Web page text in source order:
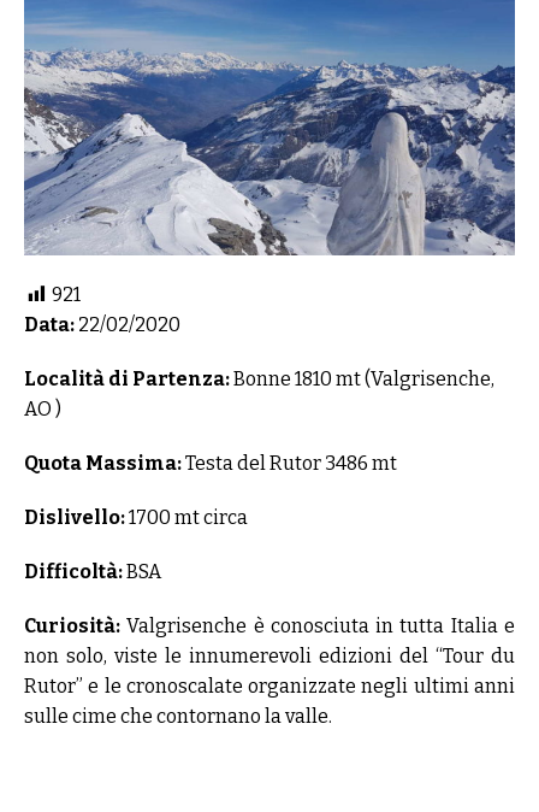
921
Data: 22/02/2020
Località di Partenza:Bonne 1810 mt (Valgrisenche,
AO )
Quota Massima:Testa del Rutor 3486 mt
Dislivello:1700 mt circa
Difficoltà:BSA
Curiosità:Valgrisenche è conosciuta in tutta Italia e
non solo, viste le innumerevoli edizioni del “Tour du
Rutor” e le cronoscalate organizzate negli ultimi anni
sulle cime che contornano la valle.